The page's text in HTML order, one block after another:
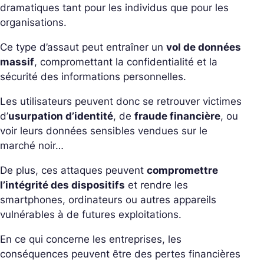
dramatiques tant pour les individus que pour les
organisations.
Ce type d’assaut peut entraîner un vol de données
massif, compromettant la confidentialité et la
sécurité des informations personnelles.
Les utilisateurs peuvent donc se retrouver victimes
d’usurpation d’identité, de fraude financière, ou
voir leurs données sensibles vendues sur le
marché noir…
De plus, ces attaques peuvent compromettre
l’intégrité des dispositifs et rendre les
smartphones, ordinateurs ou autres appareils
vulnérables à de futures exploitations.
En ce qui concerne les entreprises, les
conséquences peuvent être des pertes financières